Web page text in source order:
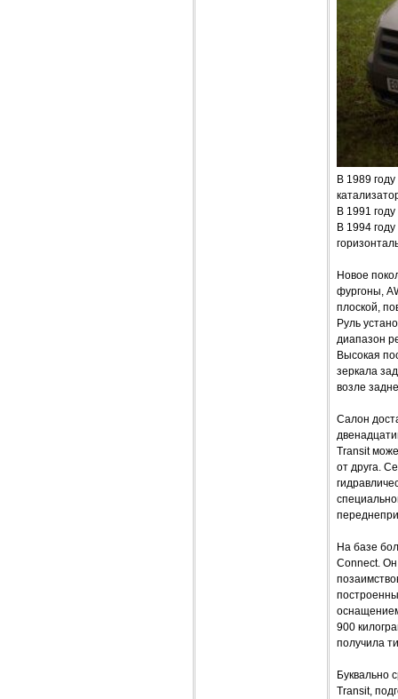
В 1989
В 1991
В 1994
Новое
фургоны,
плоской,
Руль
диапазон
Высокая
зеркала
возле
Салон
Transit
от друга.
На базе
Connect. Он
900
получила
Буквально
Transit,